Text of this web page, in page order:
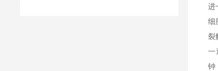
进
细
裂
一
钟